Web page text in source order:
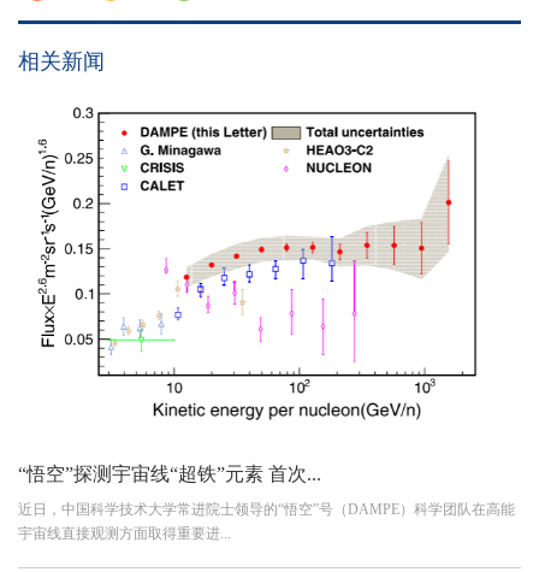
相关新闻
“悟空”探测宇宙线“超铁”元素 首次...
近日，中国科学技术大学常进院士领导的“悟空”号（DAMPE）科学团队在高能
宇宙线直接观测方面取得重要进...